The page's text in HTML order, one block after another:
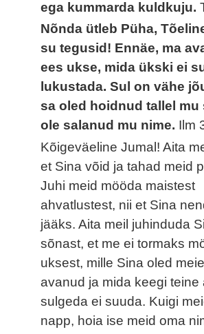
ega kummarda kuldkuju.
Nõnda ütleb Püha,
su tegusid! Ennäe, ma
ees ukse, mida ükski ei
lukustada. Sul on vähe
sa oled hoidnud tallel mu
ole salanud mu nime. Ilm
Kõigeväeline Jumal! Aita
et Sina võid ja tahad meid
Juhi meid mööda maistest
ahvatlustest, nii et Sina
jääks. Aita meil juhinduda
sõnast, et me ei tormaks
uksest, mille Sina oled
avanud ja mida keegi teine
sulgeda ei suuda. Kuigi
napp, hoia ise meid oma